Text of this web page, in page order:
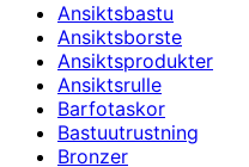
Ansiktsbastu
Ansiktsborste
Ansiktsprodukter
Ansiktsrulle
Barfotaskor
Bastuutrustning
Bronzer